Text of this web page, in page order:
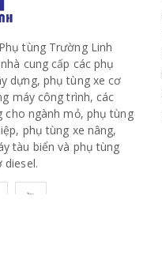
tùng Trường Linh
cung cấp các phụ
dựng, phụ tùng xe cơ
máy công trình, các
cho ngành mỏ, phụ tùng
phụ tùng xe nâng,
tàu biển và phụ tùng
diesel.